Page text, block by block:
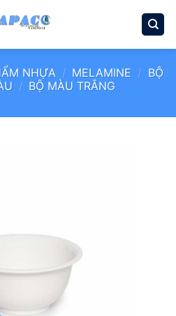
NHỰA / MELAMINE / BỘ
/ BỘ MÀU TRẮNG